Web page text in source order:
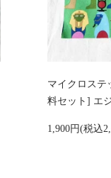
マイクロステ
料セット] エ
1,900円(税込